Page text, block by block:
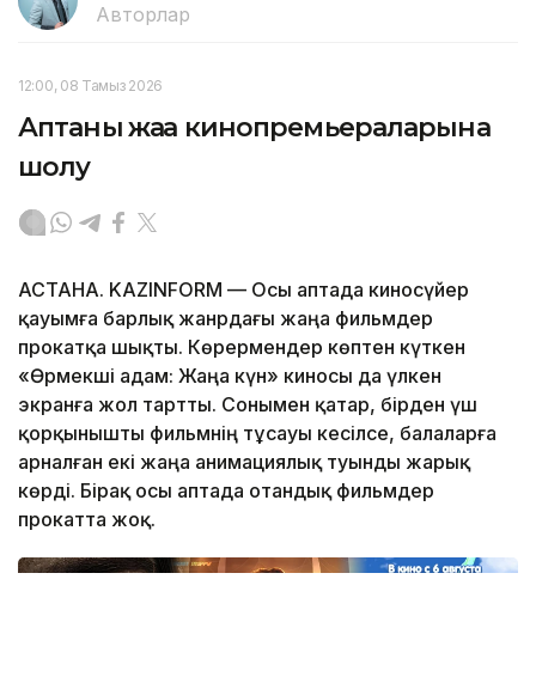
Авторлар
12:00, 08 Тамыз 2026
Аптаның жаңа кинопремьераларына
шолу
АСТАНА. KAZINFORM — Осы аптада киносүйер
қауымға барлық жанрдағы жаңа фильмдер
прокатқа шықты. Көрермендер көптен күткен
«Өрмекші адам: Жаңа күн» киносы да үлкен
экранға жол тартты. Сонымен қатар, бірден үш
қорқынышты фильмнің тұсауы кесілсе, балаларға
арналған екі жаңа анимациялық туынды жарық
көрді. Бірақ осы аптада отандық фильмдер
прокатта жоқ.